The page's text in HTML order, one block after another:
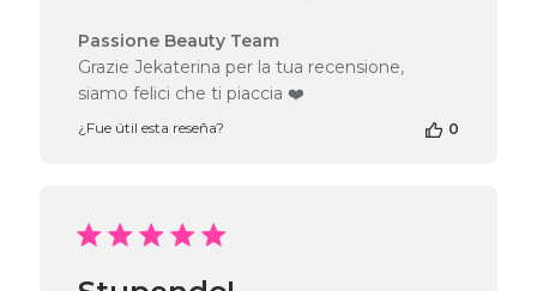
Comentarios
del
propietario
de
Passione Beauty Team
Grazie Jekaterina per la tua recensione,
siamo felici che ti piaccia ❤️
¿Fue útil esta reseña? 0